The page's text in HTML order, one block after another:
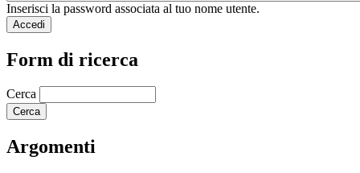
Inserisci la password associata al tuo nome utente.
Form di ricerca
Cerca
Argomenti